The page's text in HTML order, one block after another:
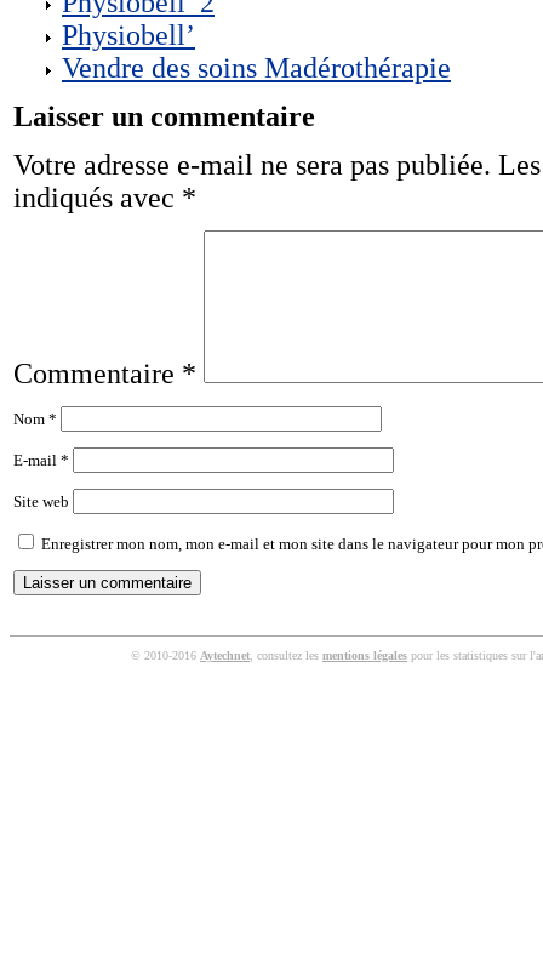
Physiobell’
Vendre des soins Madérothérapie
Laisser un commentaire
Votre adresse e-mail ne sera pas publiée.
indiqués avec *
Commentaire *
Nom *
E-mail *
Site web
Enregistrer mon nom, mon e-mail et mon site dans le navigateur pour mon
© 2010-2016 Aytechnet , consultez les mentions légales pour les statistiques sur